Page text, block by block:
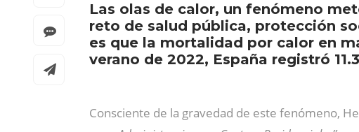
Las olas de calor, un fenómeno
reto de salud pública, protección
es que la mortalidad por calor en
verano de 2022, España registró
Consciente de la gravedad de este fenómeno,